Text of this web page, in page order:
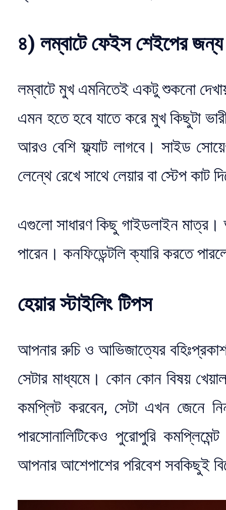
৪) লম্বাটে ফেইস শেইপের জন্য
লম্বাটে মুখ এমনিতেই একটু শুকনো
এমন হতে হবে যাতে করে মুখ কিছুটা
আরও বেশি ফ্ল্যাট লাগবে। সাইড
লেন্থে রেখে সাথে লেয়ার বা স্টেপ কাট
এগুলো সাধারণ কিছু গাইডলাইন
পারেন। কনফিডেন্টলি ক্যারি করতে
হেয়ার স্টাইলিং টিপস
আপনার রুচি ও আভিজাত্যের
সেটার মাধ্যমে। কোন কোন বিষয়
কমপ্লিট করবেন, সেটা এখন জেনে
পারসোনালিটিকেও পুরোপুরি
আপনার আশেপাশের পরিবেশ সবকিছুই